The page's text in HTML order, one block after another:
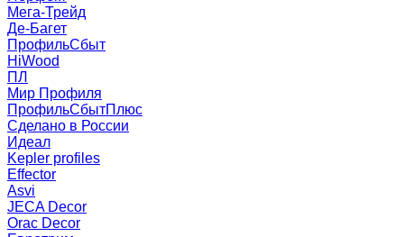
Мега-Трейд
Де-Багет
ПрофильСбыт
HiWood
ПЛ
Мир Профиля
ПрофильСбытПлюс
Сделано в России
Идеал
Kepler profiles
Effector
Asvi
JECA Decor
Orac Decor